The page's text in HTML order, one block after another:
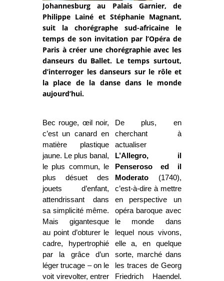
Johannesburg au Palais Garnier, de
Philippe Lainé et Stéphanie Magnant,
suit la chorégraphe sud-africaine le
temps de son invitation par l’Opéra de
Paris à créer une chorégraphie avec les
danseurs du Ballet. Le temps surtout,
d’interroger les danseurs sur le rôle et
la place de la danse dans le monde
aujourd’hui.
Bec rouge, œil noir,
c’est un canard en
matière plastique
jaune. Le plus banal,
le plus commun, le
plus désuet des
jouets d’enfant,
attendrissant dans
sa simplicité même.
Mais gigantesque
au point d’obturer le
cadre, hypertrophié
par la grâce d’un
léger trucage – on le
voit virevolter, entrer
De plus, en
cherchant à
actualiser
L’Allegro, il
Penseroso ed il
Moderato(1740),
c’est-à-dire à mettre
en perspective un
opéra baroque avec
le monde dans
lequel nous vivons,
elle a, en quelque
sorte, marché dans
les traces de Georg
Friedrich Haendel.